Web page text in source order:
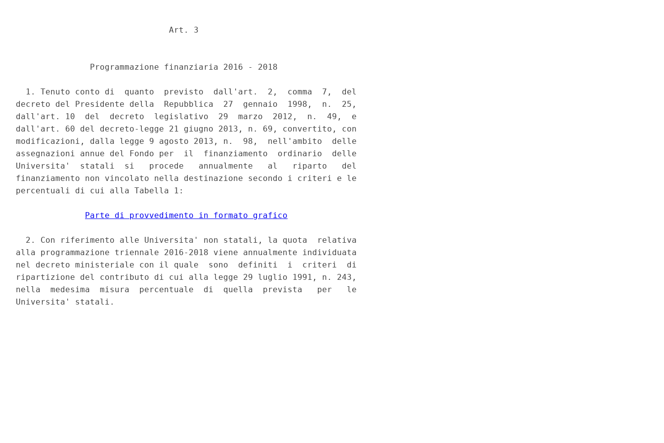
                               Art. 3
               Programmazione finanziaria 2016 - 2018
  1. Tenuto conto di  quanto  previsto  dall'art.  2,  comma  7,  del
decreto del Presidente della  Repubblica  27  gennaio  1998,  n.  25,
dall'art. 10  del  decreto  legislativo  29  marzo  2012,  n.  49,  e
dall'art. 60 del decreto-legge 21 giugno 2013, n. 69, convertito, con
modificazioni, dalla legge 9 agosto 2013, n.  98,  nell'ambito  delle
assegnazioni annue del Fondo per  il  finanziamento  ordinario  delle
Universita'  statali  si   procede   annualmente   al   riparto   del
finanziamento non vincolato nella destinazione secondo i criteri e le
percentuali di cui alla Tabella 1:
Parte di provvedimento in formato grafico
  2. Con riferimento alle Universita' non statali, la quota  relativa
alla programmazione triennale 2016-2018 viene annualmente individuata
nel decreto ministeriale con il quale  sono  definiti  i  criteri  di
ripartizione del contributo di cui alla legge 29 luglio 1991, n. 243,
nella  medesima  misura  percentuale  di  quella  prevista   per   le